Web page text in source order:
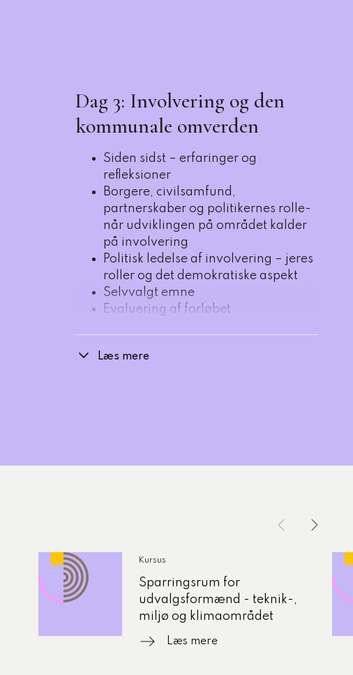
Dag 3: Involvering og den
kommunale omverden
Siden sidst – erfaringer og
refleksioner
Borgere, civilsamfund,
partnerskaber og politikernes rolle-
når udviklingen på området kalder
på involvering
Politisk ledelse af involvering – jeres
roller og det demokratiske aspekt
Selvvalgt emne
Evaluering af forløbet
Læs mere
Kursus
Sparringsrum for
udvalgsformænd - teknik-,
miljø og klimaområdet
Læs mere